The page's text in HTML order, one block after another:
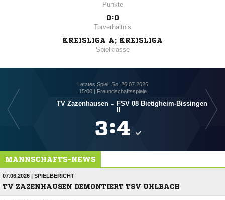
Punkte
0:0
Torverhältnis
KREISLIGA A; KREISLIGA
Spielklasse
Letztes Spiel: So, 26.07.2026
15:00 | Freundschaftsspiele
TV Zazenhausen - FSV 08 Bietigheim-Bissingen
:
MANNSCHAFTS-NEWS
07.06.2026 | SPIELBERICHT
TV ZAZENHAUSEN DEMONTIERT TSV UHLBACH